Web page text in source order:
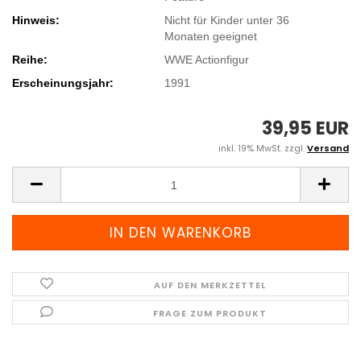
Hinweis:
​Nicht für Kinder unter 36
Monaten geeignet
Reihe:
WWE Actionfigur
Erscheinungsjahr:
1991
39,95 EUR
inkl. 19% MwSt. zzgl.Versand
AUF DEN MERKZETTEL
FRAGE ZUM PRODUKT